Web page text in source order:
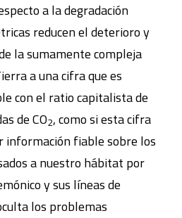
a la degradación
reducen el deterioro y
la sumamente compleja
a una cifra que es
con el ratio capitalista de
de CO2, como si esta cifra
información fiable sobre los
a nuestro hábitat por
y sus líneas de
los problemas